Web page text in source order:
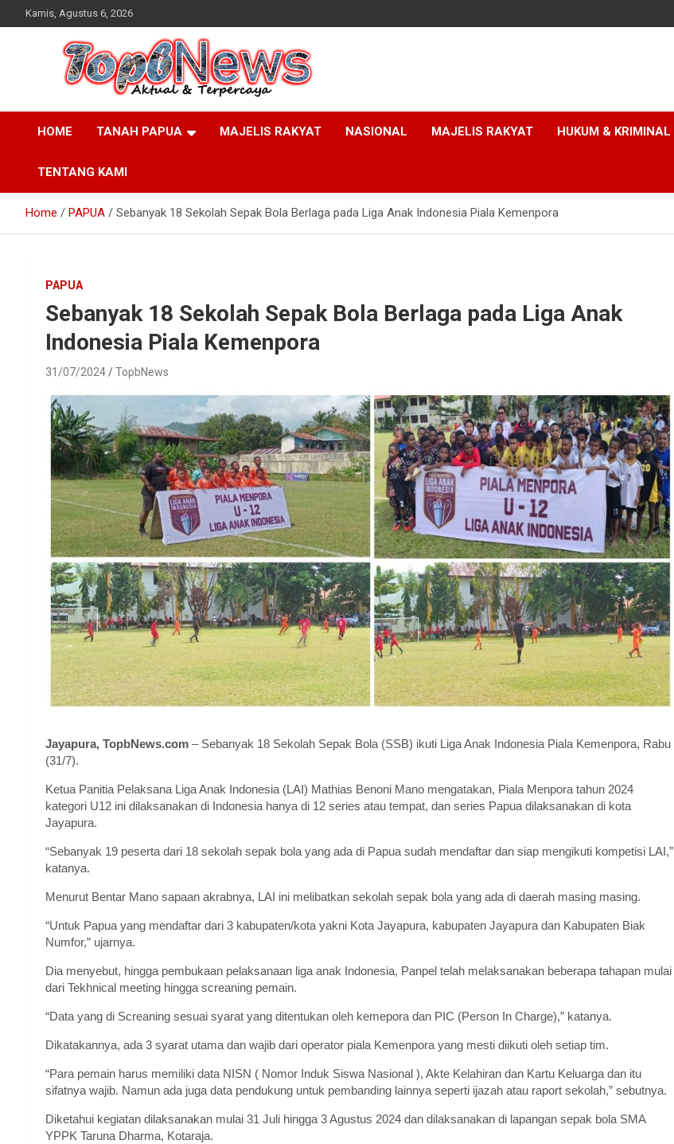
to
Kamis, Agustus 6, 2026
HOME TANAH PAPUA MAJELIS RAKYAT NASIONAL MAJELIS RAKYAT HUKUM & KRIMINAL
TENTANG KAMI
Home PAPUA Sebanyak 18 Sekolah Sepak Bola Berlaga pada Liga Anak Indonesia Piala Kemenpora
PAPUA
Sebanyak 18 Sekolah Sepak Bola Berlaga pada Liga Anak
Indonesia Piala Kemenpora
31/07/2024 TopbNews
Jayapura, TopbNews.com – Sebanyak 18 Sekolah Sepak Bola (SSB) ikuti Liga Anak Indonesia Piala Kemenpora, Rabu
(31/7).
Ketua Panitia Pelaksana Liga Anak Indonesia (LAI) Mathias Benoni Mano mengatakan, Piala Menpora tahun 2024
kategori U12 ini dilaksanakan di Indonesia hanya di 12 series atau tempat, dan series Papua dilaksanakan di kota
Jayapura.
“Sebanyak 19 peserta dari 18 sekolah sepak bola yang ada di Papua sudah mendaftar dan siap mengikuti kompetisi LAI,”
katanya.
Menurut Bentar Mano sapaan akrabnya, LAI ini melibatkan sekolah sepak bola yang ada di daerah masing masing.
“Untuk Papua yang mendaftar dari 3 kabupaten/kota yakni Kota Jayapura, kabupaten Jayapura dan Kabupaten Biak
Numfor,” ujarnya.
Dia menyebut, hingga pembukaan pelaksanaan liga anak Indonesia, Panpel telah melaksanakan beberapa tahapan mulai
dari Tekhnical meeting hingga screaning pemain.
“Data yang di Screaning sesuai syarat yang ditentukan oleh kemepora dan PIC (Person In Charge),” katanya.
Dikatakannya, ada 3 syarat utama dan wajib dari operator piala Kemenpora yang mesti diikuti oleh setiap tim.
“Para pemain harus memiliki data NISN ( Nomor Induk Siswa Nasional ), Akte Kelahiran dan Kartu Keluarga dan itu
sifatnya wajib. Namun ada juga data pendukung untuk pembanding lainnya seperti ijazah atau raport sekolah,” sebutnya.
Diketahui kegiatan dilaksanakan mulai 31 Juli hingga 3 Agustus 2024 dan dilaksanakan di lapangan sepak bola SMA
YPPK Taruna Dharma, Kotaraja.